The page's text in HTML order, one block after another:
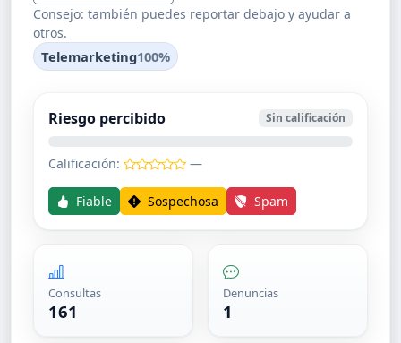
Consejo: también puedes reportar debajo y ayudar a
otros.
Telemarketing100%
Riesgo percibido Sin calificación
Calificación: —
Fiable Sospechosa Spam
Consultas
161
Denuncias
1